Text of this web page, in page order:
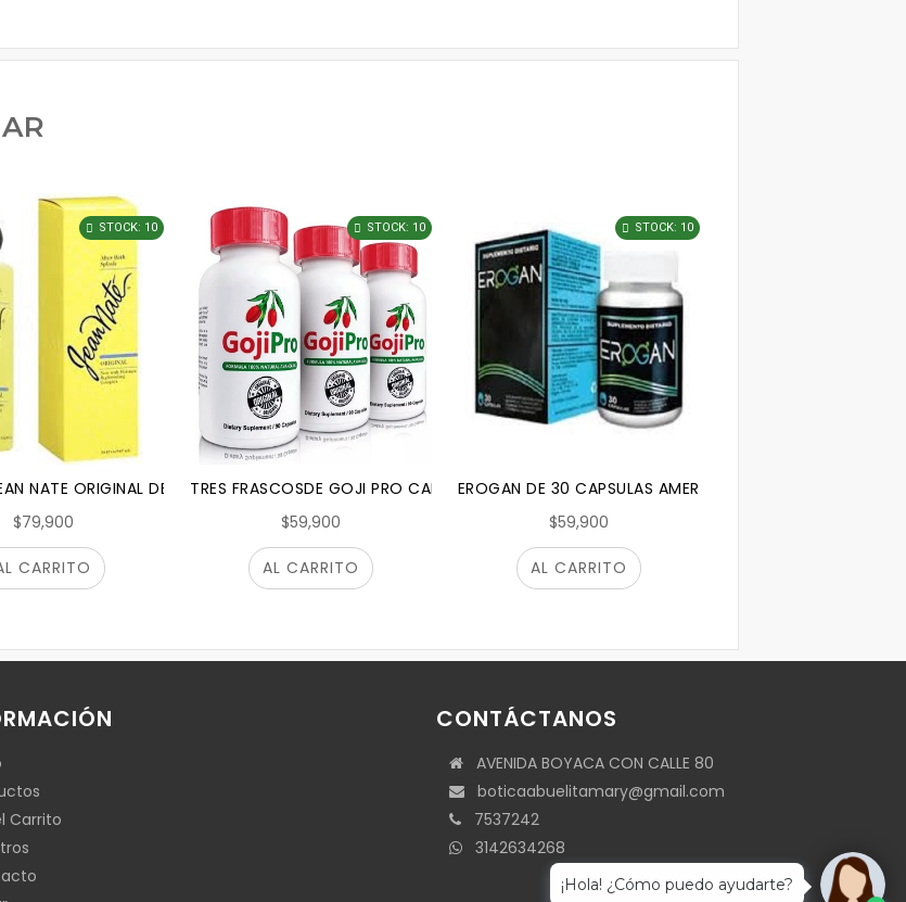
ML. ORIGINAL
NATE ORIGINAL DE 887 ML. PARA DESPUES DEL BAÑO
$79,900
STOCK: 10
CARRITO
TRES FRASCOSDE GOJI PRO CADA UNO CON 60 CAPSULAS
$59,900
STOCK: 10
AL CARRITO
EROGAN DE 30 CAPSULAS AMERICANO
$59,900
STOCK: 10
AL CARRITO
Carrito
CONTÁCTANOS
AVENIDA BOYACA CON CALLE 80
boticaabuelitamary@gmail.com
7537242
3142634268
¡Hola! ¿Cómo puedo ayudarte?